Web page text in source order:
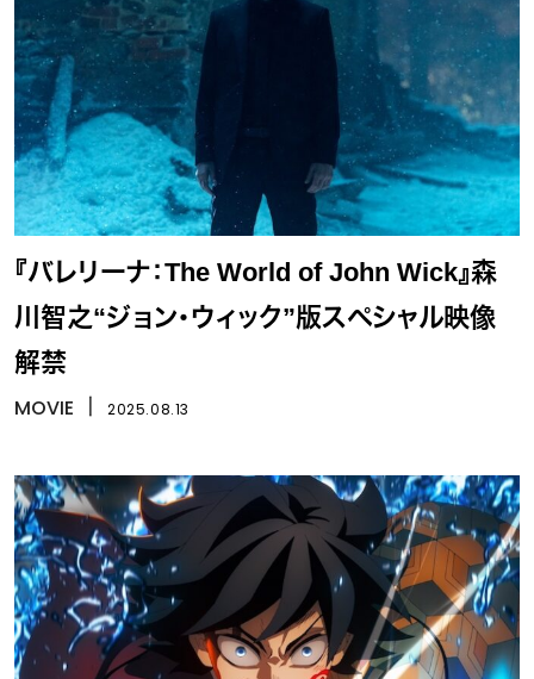
『バレリーナ：The World of John Wick』森
川智之“ジョン・ウィック”版スペシャル映像
解禁
MOVIE 2025.08.13